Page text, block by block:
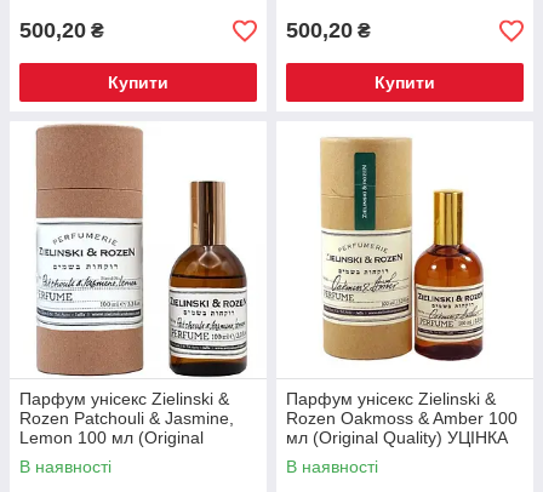
500,20 ₴
Купити
500,20 ₴
Купити
Парфум унісекс Zielinski &
Rozen Patchouli & Jasmine,
Lemon 100 мл (Original
Quality) УЦІНКА
В наявності
Парфум унісекс Zielinski &
Rozen Oakmoss & Amber 100
мл (Original Quality) УЦІНКА
В наявності